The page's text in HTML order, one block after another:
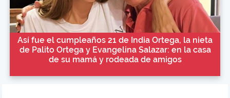
Así fue el cumpleaños 21 de India Ortega, la nieta
de Palito Ortega y Evangelina Salazar: en la casa
de su mamá y rodeada de amigos